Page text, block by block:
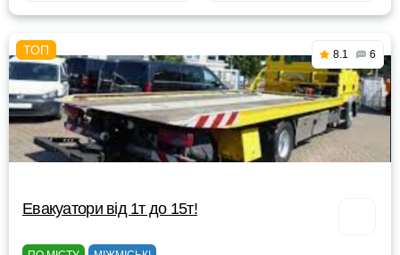
8.1 6
Евакуатори від 1т до 15т!